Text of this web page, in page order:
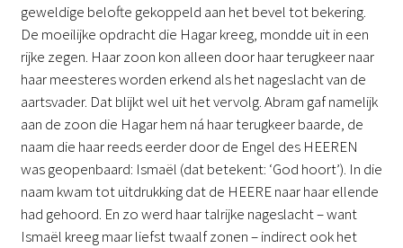
geweldige belofte gekoppeld aan het bevel tot bekering.
De moeilijke opdracht die Hagar kreeg, mondde uit in een
rijke zegen. Haar zoon kon alleen door haar terugkeer naar
haar meesteres worden erkend als het nageslacht van de
aartsvader. Dat blijkt wel uit het vervolg. Abram gaf namelijk
aan de zoon die Hagar hem ná haar terugkeer baarde, de
naam die haar reeds eerder door de Engel des HEEREN
was geopenbaard: Ismaël (dat betekent: ‘God hoort’). In die
naam kwam tot uitdrukking dat de HEERE naar haar ellende
had gehoord. En zo werd haar talrijke nageslacht – want
Ismaël kreeg maar liefst twaalf zonen – indirect ook het